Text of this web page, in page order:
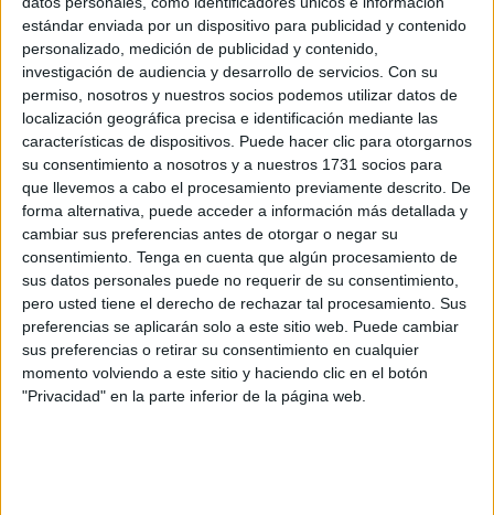
estándar enviada por un dispositivo para publicidad y contenido
personalizado, medición de publicidad y contenido,
investigación de audiencia y desarrollo de servicios. Con su
permiso, nosotros y nuestros socios podemos utilizar datos de
localización geográfica precisa e identificación mediante las
características de dispositivos. Puede hacer clic para otorgarnos
su consentimiento a nosotros y a nuestros 1731 socios para
que llevemos a cabo el procesamiento previamente descrito. De
forma alternativa, puede acceder a información más detallada y
cambiar sus preferencias antes de otorgar o negar su
consentimiento. Tenga en cuenta que algún procesamiento de
sus datos personales puede no requerir de su consentimiento,
pero usted tiene el derecho de rechazar tal procesamiento. Sus
preferencias se aplicarán solo a este sitio web. Puede cambiar
sus preferencias o retirar su consentimiento en cualquier
momento volviendo a este sitio y haciendo clic en el botón
"Privacidad" en la parte inferior de la página web.
Agenda del alumbrado de Navidad: dónde,
cuándo y qué puede ver
POR BEATRIZ MARTÍNEZ 22/11/2025 8
¿Será la Plaza de la Constitución peatonal?
POR CARMEN ECHARRI 27/07/2025 3
Un pregón con alma: Ebhel y 'El Cari'
emocionan en el inicio del Orgullo 2025
POR DIEGO NARANJO 24/05/2025 3
La Ciudad plantea que la Plaza de la
Constitución sea peatonal
POR JUAN RUZ 06/05/2025 9
Concentración por la defensa de las medidas